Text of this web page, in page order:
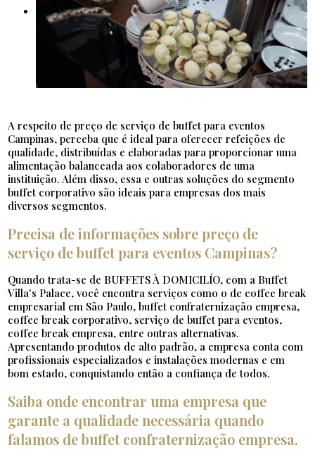
A respeito de preço de serviço de buffet para eventos
Campinas, perceba que é ideal para oferecer refeições de
qualidade, distribuídas e elaboradas para proporcionar uma
alimentação balanceada aos colaboradores de uma
instituição. Além disso, essa e outras soluções do segmento
buffet corporativo são ideais para empresas dos mais
diversos segmentos.
Precisa de informações sobre preço de
serviço de buffet para eventos Campinas?
Quando trata-se de BUFFETS À DOMICILÍO, com a Buffet
Villa's Palace, você encontra serviços como o de coffee break
empresarial em São Paulo, buffet confraternização empresa,
coffee break corporativo, serviço de buffet para eventos,
coffee break empresa, entre outras alternativas.
Apresentando produtos de alto padrão, a empresa conta com
profissionais especializados e instalações modernas e em
bom estado, conquistando então a confiança de todos.
Saiba onde encontrar uma empresa que
garante a qualidade necessária quando
falamos de buffet confraternização empresa.